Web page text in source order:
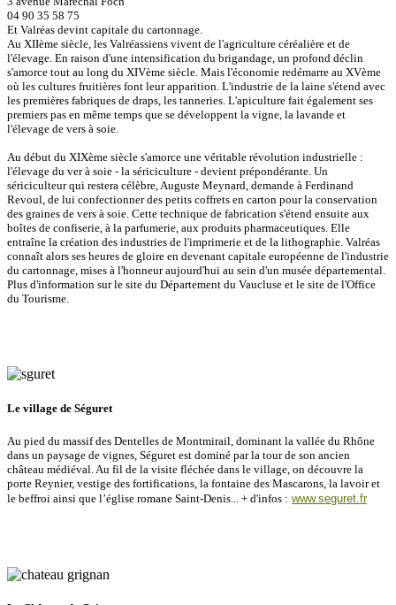
04 90 35 58 75
Et Valréas devint capitale du cartonnage.
Au XIIème siècle, les Valréassiens vivent de l'agriculture céréalière et de
l'élevage. En raison d'une intensification du brigandage, un profond déclin
s'amorce tout au long du XIVème siècle. Mais l'économie redémarre au XVème
où les cultures fruitières font leur apparition. L'industrie de la laine s'étend avec
les premières fabriques de draps, les tanneries. L'apiculture fait également ses
premiers pas en même temps que se développent la vigne, la lavande et
l'élevage de vers à soie.
Au début du XIXème siècle s'amorce une véritable révolution industrielle :
l'élevage du ver à soie - la sériciculture - devient prépondérante. Un
sériciculteur qui restera célèbre, Auguste Meynard, demande à Ferdinand
Revoul, de lui confectionner des petits coffrets en carton pour la conservation
des graines de vers à soie. Cette technique de fabrication s'étend ensuite aux
boîtes de confiserie, à la parfumerie, aux produits pharmaceutiques. Elle
entraîne la création des industries de l'imprimerie et de la lithographie. Valréas
connaît alors ses heures de gloire en devenant capitale européenne de l'industrie
du cartonnage, mises à l'honneur aujourd'hui au sein d'un musée départemental.
Plus d'information sur le site du Département du Vaucluse et le site de l'Office
du Tourisme.
Le village de Séguret
Au pied du massif des Dentelles de Montmirail, dominant la vallée du Rhône
dans un paysage de vignes, Séguret est dominé par la tour de son ancien
château médiéval. Au fil de la visite fléchée dans le village, on découvre la
porte Reynier, vestige des fortifications, la fontaine des Mascarons, la lavoir et
le beffroi ainsi que l’église romane Saint-Denis... + d'infos : www.seguret.fr